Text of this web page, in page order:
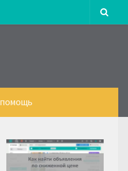
ПОМОЩЬ